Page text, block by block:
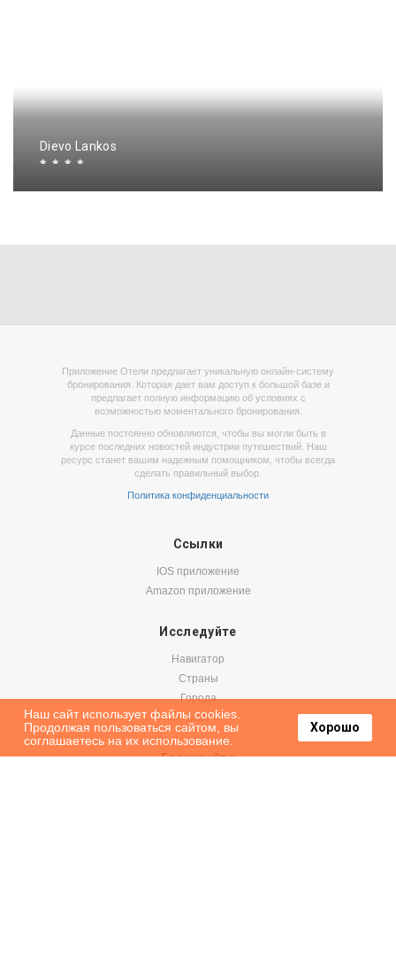
Dievo Lankos
Приложение Отели предлагает уникальную онлайн-систему
бронирования. Которая дает вам доступ к большой базе и
предлагает полную информацию об условиях с
возможностью моментального бронирования.
Данные постоянно обновляются, чтобы вы могли быть в
курсе последних новостей индустрии путешествий. Наш
ресурс станет вашим надежным помощником, чтобы всегда
сделать правильный выбор.
Политика конфиденциальности
Ссылки
IOS приложение
Amazon приложение
Исследуйте
Навигатор
Страны
Города
Блог
Бронируйте
Наш сайт использует файлы cookies.
Продолжая пользоваться сайтом, вы
соглашаетесь на их использование.
Хорошо